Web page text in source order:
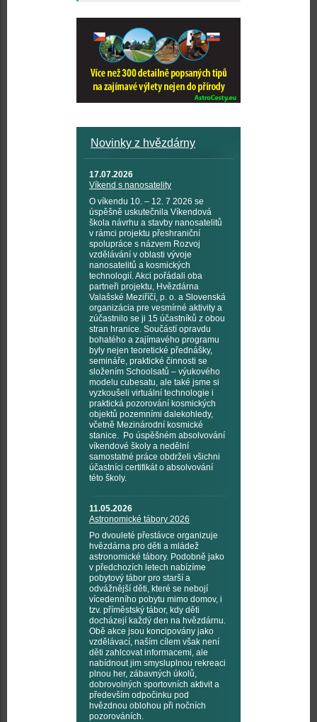
Novinky z hvězdárny
17.07.2026
Víkend s nanosatelity
O víkendu 10. – 12. 7 2026 se
úspěšně uskutečnila Víkendová
škola návrhu a stavby nanosatelitů
v rámci projektu přeshraniční
spolupráce s názvem Rozvoj
vzdělávání v oblasti vývoje
nanosatelitů a kosmických
technologií. Akci pořádali oba
partneři projektu, Hvězdárna
Valašské Meziříčí, p. o. a Slovenská
organizácia pre vesmírné aktivity a
zúčastnilo se ji 15 účastníků z obou
stran hranice. Součástí opravdu
bohatého a zajímavého programu
byly nejen teoretické přednášky,
semináře, praktické činnosti se
složením Schoolsatů – výukového
modelu cubesatu, ale také jsme si
vyzkoušeli virtuální technologie i
praktická pozorování kosmických
objektů pozemními dalekohledy,
včetně Mezinárodní kosmické
stanice. Po úspěšném absolvování
víkendové školy a nedělní
samostatné práce obdrželi všichni
účastníci certifikát o absolvování
této školy.
11.05.2026
Astronomické tábory 2026
Po dvouleté přestávce organizuje
hvězdárna pro děti a mládež
astronomické tábory. Podobně jako
v předchozích letech nabízíme
pobytový tábor pro starší a
odvážnější děti, které se nebojí
vícedenního pobytu mimo domov, i
tzv. příměstský tábor, kdy děti
docházejí každý den na hvězdárnu.
Obě akce jsou koncipovány jako
vzdělávací, naším cílem však není
děti zahlcovat informacemi, ale
nabídnout jim smysluplnou rekreaci
plnou her, zábavných úkolů,
dobrovolných sportovních aktivit a
především odpočinku pod
hvězdnou oblohou při nočních
pozorováních.